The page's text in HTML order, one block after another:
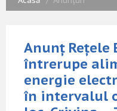
Anunț Rețele
întrerupe
energie
în intervalul